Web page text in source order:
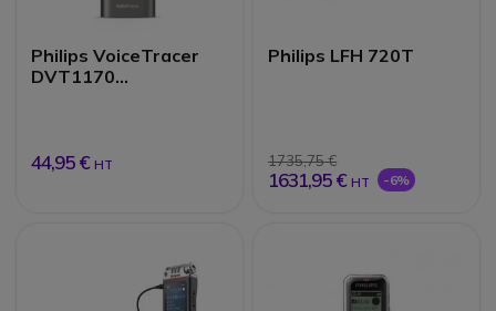
Philips VoiceTracer
DVT1170
44,95 € HT
Philips LFH 720T
1735,75 €
1631,95 € HT -6%